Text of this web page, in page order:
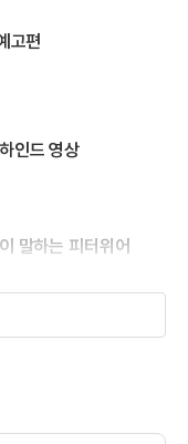
고편
인드 영상
말하는 피터위어